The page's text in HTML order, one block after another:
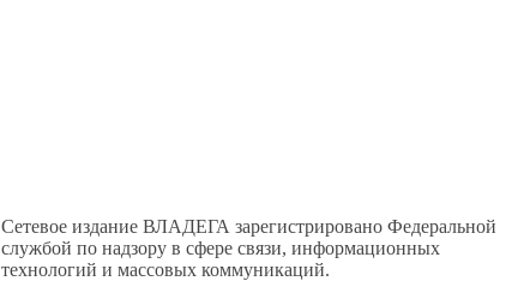
Сетевое издание ВЛАДЕГА зарегистрировано Федеральной
службой по надзору в сфере связи, информационных
технологий и массовых коммуникаций.